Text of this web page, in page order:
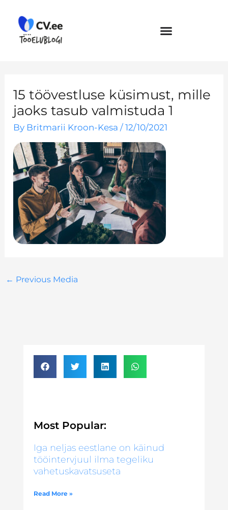
content
15 töövestluse küsimust, mille
jaoks tasub valmistuda 1
By Britmarii Kroon-Kesa/12/10/2021
← Previous Media
Most Popular:
Iga neljas eestlane on käinud
tööintervjuul ilma tegeliku
vahetuskavatsuseta
Read More »